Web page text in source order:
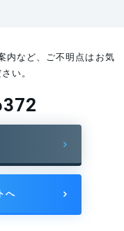
内など、ご不明点はお気
い。
へ